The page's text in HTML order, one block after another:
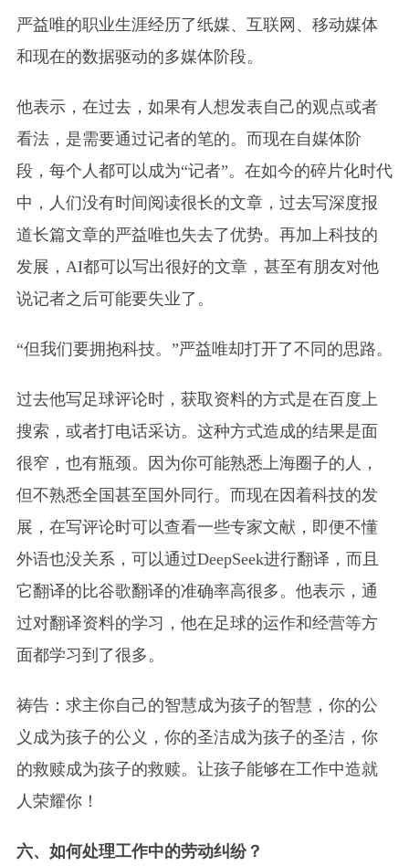
严益唯的职业生涯经历了纸媒、互联网、移动媒体
和现在的数据驱动的多媒体阶段。
他表示，在过去，如果有人想发表自己的观点或者
看法，是需要通过记者的笔的。而现在自媒体阶
段，每个人都可以成为“记者”。在如今的碎片化时代
中，人们没有时间阅读很长的文章，过去写深度报
道长篇文章的严益唯也失去了优势。再加上科技的
发展，AI都可以写出很好的文章，甚至有朋友对他
说记者之后可能要失业了。
“但我们要拥抱科技。”严益唯却打开了不同的思路。
过去他写足球评论时，获取资料的方式是在百度上
搜索，或者打电话采访。这种方式造成的结果是面
很窄，也有瓶颈。因为你可能熟悉上海圈子的人，
但不熟悉全国甚至国外同行。而现在因着科技的发
展，在写评论时可以查看一些专家文献，即便不懂
外语也没关系，可以通过DeepSeek进行翻译，而且
它翻译的比谷歌翻译的准确率高很多。他表示，通
过对翻译资料的学习，他在足球的运作和经营等方
面都学习到了很多。
祷告：求主你自己的智慧成为孩子的智慧，你的公
义成为孩子的公义，你的圣洁成为孩子的圣洁，你
的救赎成为孩子的救赎。让孩子能够在工作中造就
人荣耀你！
六、如何处理工作中的劳动纠纷？